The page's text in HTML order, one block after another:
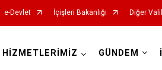
e-Devlet İçişleri Bakanlığı Diğer
HİZMETLERİMİZ GÜNDEM